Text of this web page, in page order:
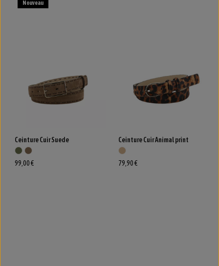
Nouveau
Ceinture Cuir Suede
99,00 €
Ceinture Cuir Animal print
79,90 €